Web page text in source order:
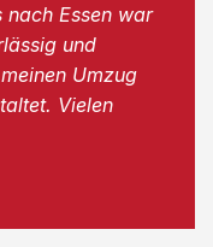
nach Essen war
und
Umzug
Vielen